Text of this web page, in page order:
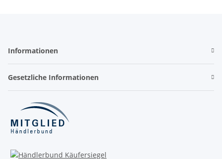
Informationen
Gesetzliche Informationen